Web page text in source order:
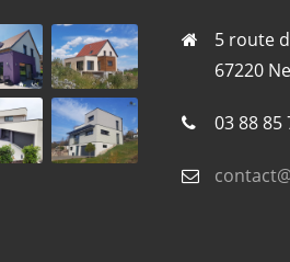
5 route
67220
03 88 85